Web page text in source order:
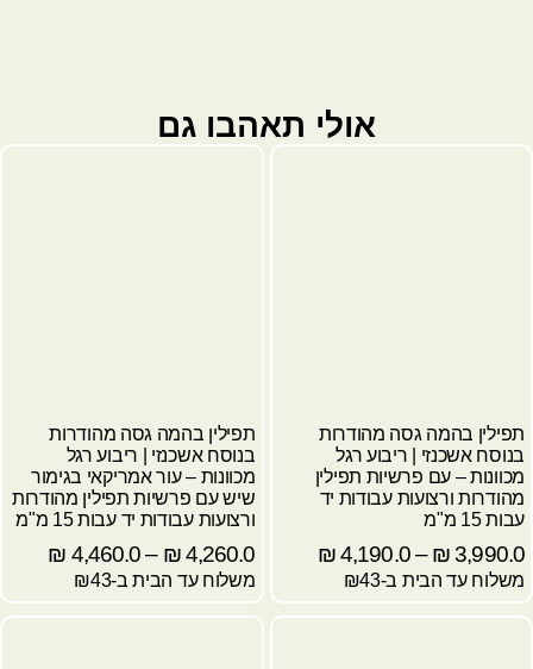
אולי תאהבו גם
תפילין בהמה גסה מהודרות
בנוסח אשכנזי | ריבוע רגל
מכוונות – עם פרשיות תפילין
מהודרות ורצועות עבודות יד
עבות 15 מ"מ
3,990.0
₪
–
4,190.0
₪
משלוח עד הבית ב-₪43
תפילין בהמה גסה מהודרות
בנוסח אשכנזי | ריבוע רגל
מכוונות – עור אמריקאי בגימור
שיש עם פרשיות תפילין מהודרות
ורצועות עבודות יד עבות 15 מ"מ
4,260.0
₪
–
4,460.0
₪
משלוח עד הבית ב-₪43